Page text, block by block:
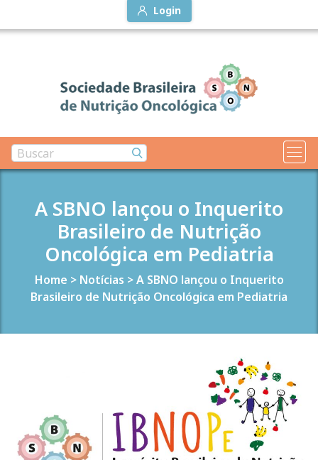
Login
A SBNO lançou o Inquerito
Brasileiro de Nutrição
Oncológica em Pediatria
Home > Notícias >A SBNO lançou o Inquerito
Brasileiro de Nutrição Oncológica em Pediatria